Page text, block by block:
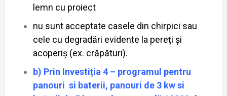
lemn cu proiect
nu sunt acceptate casele din chirpici sau
cele cu degradări evidente la pereți și
acoperiș (ex. crăpături).
b) Prin Investiția 4 – programul pentru
panouri si baterii, panouri de 3 kw si